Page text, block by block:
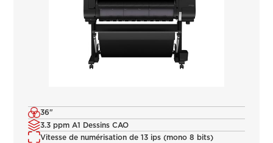
36"
3.3 ppm A1 Dessins CAO
Vitesse de numérisation de 13 ips (mono 8 bits)